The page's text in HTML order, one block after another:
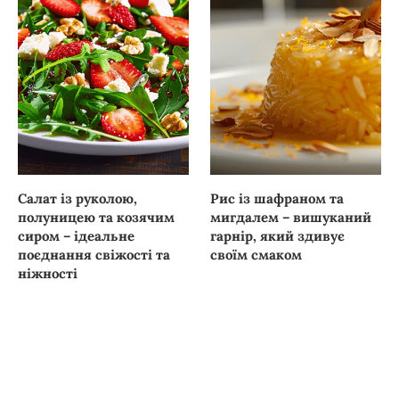
Салат із руколою,
полуницею та козячим
сиром – ідеальне
поєднання свіжості та
ніжності
Рис із шафраном та
мигдалем – вишуканий
гарнір, який здивує
своїм смаком